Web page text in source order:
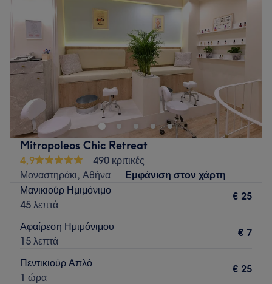
Πέμπτη
09:00–
Παρασκευή
20:00
Σάββατο
09:00–20:00
Κυριακή
Κλειστό
Go to venue
Mitropoleos Chic Retreat
4,9
490 κριτικές
Μοναστηράκι, Αθήνα
Εμφάνιση στον χάρτη
Μανικιούρ Ημιμόνιμο
45 λεπτά
€ 25
Αφαίρεση Ημιμόνιμου
15 λεπτά
€ 7
Πεντικιούρ Απλό
1 ώρα
€ 25